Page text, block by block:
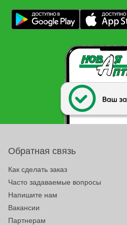
Обратная связь
Как сделать заказ
Часто задаваемые вопросы
Напишите нам
Вакансии
Партнерам